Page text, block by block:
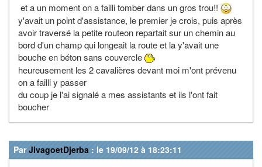
et a un moment on a failli tomber dans un gros trou!!
y'avait un point d'assistance, le premier je crois, puis après
avoir traversé la petite routeon repartait sur un chemin au
bord d'un champ qui longeait la route et la y'avait une
bouche en béton sans couvercle
heureusement les 2 cavalières devant moi m'ont prévenu
on a failli y passer
du coup je l'ai signalé a mes assistants et ils l'ont fait
boucher
ParJivagoetDjerba : le 19/09/12 à 18:23:11